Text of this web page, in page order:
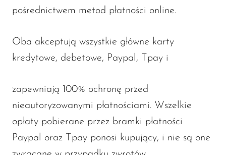
pośrednictwem metod płatności online.
Oba akceptują wszystkie główne karty
kredytowe, debetowe, Paypal, Tpay i
zapewniają 100% ochronę przed
nieautoryzowanymi płatnościami. Wszelkie
opłaty pobierane przez bramki płatności
Paypal oraz Tpay ponosi kupujący, i nie są one